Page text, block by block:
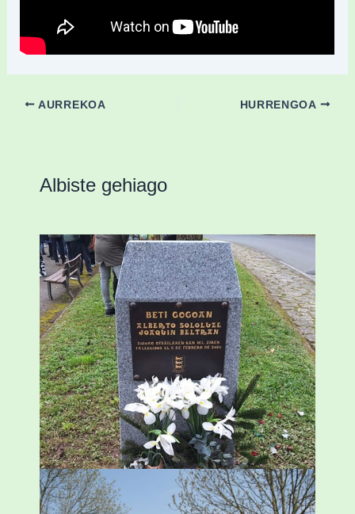
AURREKOA HURRENGOA
Albiste gehiago
«Azkenengo 40 urteetan Zaldibar jo zuen
ingurumen-hondamendirik larriena»
ESKUALDEA,ZALDIBAR/2024-02-06